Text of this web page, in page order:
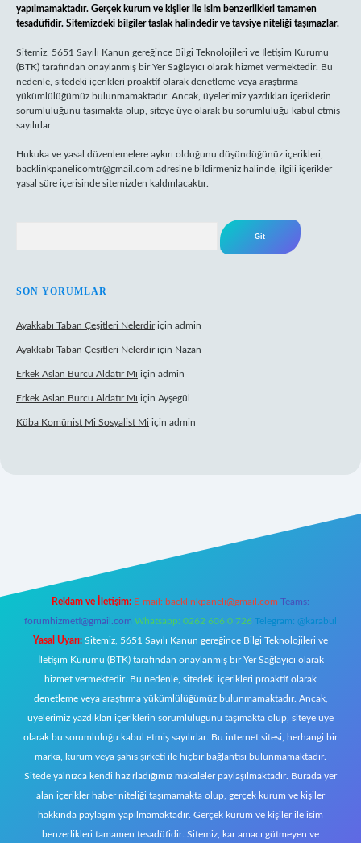
yapılmamaktadır. Gerçek kurum ve kişiler ile isim benzerlikleri tamamen
tesadüfidir. Sitemizdeki bilgiler taslak halindedir ve tavsiye niteliği taşımazlar.
Sitemiz, 5651 Sayılı Kanun gereğince Bilgi Teknolojileri ve İletişim Kurumu
(BTK) tarafından onaylanmış bir Yer Sağlayıcı olarak hizmet vermektedir. Bu
nedenle, sitedeki içerikleri proaktif olarak denetleme veya araştırma
yükümlülüğümüz bulunmamaktadır. Ancak, üyelerimiz yazdıkları içeriklerin
sorumluluğunu taşımakta olup, siteye üye olarak bu sorumluluğu kabul etmiş
sayılırlar.
Hukuka ve yasal düzenlemelere aykırı olduğunu düşündüğünüz içerikleri,
backlinkpanelicomtr@gmail.com adresine bildirmeniz halinde, ilgili içerikler
yasal süre içerisinde sitemizden kaldırılacaktır.
SON YORUMLAR
Ayakkabı Taban Çeşitleri Nelerdiriçin admin
Ayakkabı Taban Çeşitleri Nelerdiriçin Nazan
Erkek Aslan Burcu Aldatır Mı için admin
Erkek Aslan Burcu Aldatır Mı için Ayşegül
Küba Komünist Mi Sosyalist Mi için admin
Reklam ve İletişim: E-mail: backlinkpaneli@gmail.com Teams:
forumhizmeti@gmail.com Whatsapp: 0262 606 0 726 Telegram: @karabul
Yasal Uyarı: Sitemiz, 5651 Sayılı Kanun gereğince Bilgi Teknolojileri ve
İletişim Kurumu (BTK) tarafından onaylanmış bir Yer Sağlayıcı olarak
hizmet vermektedir. Bu nedenle, sitedeki içerikleri proaktif olarak
denetleme veya araştırma yükümlülüğümüz bulunmamaktadır. Ancak,
üyelerimiz yazdıkları içeriklerin sorumluluğunu taşımakta olup, siteye üye
olarak bu sorumluluğu kabul etmiş sayılırlar. Bu internet sitesi, herhangi bir
marka, kurum veya şahıs şirketi ile hiçbir bağlantısı bulunmamaktadır.
Sitede yalnızca kendi hazırladığımız makaleler paylaşılmaktadır. Burada yer
alan içerikler haber niteliği taşımamakta olup, gerçek kurum ve kişiler
hakkında paylaşım yapılmamaktadır. Gerçek kurum ve kişiler ile isim
benzerlikleri tamamen tesadüfidir. Sitemiz, kar amacı gütmeyen ve